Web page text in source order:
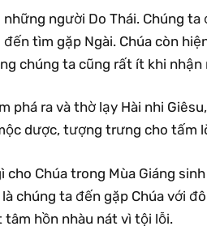
người Do Thái. Chúng
tìm gặp Ngài. Chúa còn
chúng ta cũng rất ít khi nhận
phá ra và thờ lạy Hài nhi
dược, tượng trưng cho tấm
Chúa trong Mùa Giáng
chúng ta đến gặp Chúa với
hồn nhàu nát vì tội lỗi.